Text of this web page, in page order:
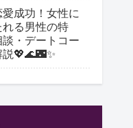
成功！女性に
る男性の特
・デートコー
💖🌊🌃✨